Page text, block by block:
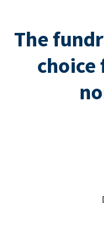
The
choice